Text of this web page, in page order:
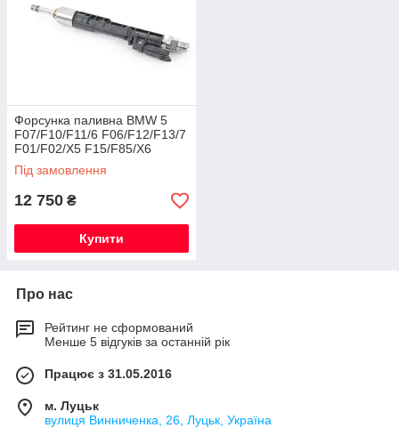
Форсунка паливна BMW 5
F07/F10/F11/6 F06/F12/F13/7
F01/F02/X5 F15/F85/X6
F16/F86
Під замовлення
12 750 ₴
Купити
Про нас
Рейтинг не сформований
Менше 5 відгуків за останній рік
Працює з 31.05.2016
м. Луцьк
вулиця Винниченка, 26, Луцьк, Україна